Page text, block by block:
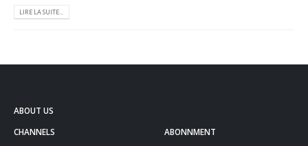
LIRE LA SUITE...
ABOUT US
CHANNELS
ABONNMENT